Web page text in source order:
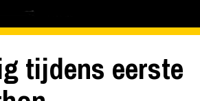
tijdens eerste